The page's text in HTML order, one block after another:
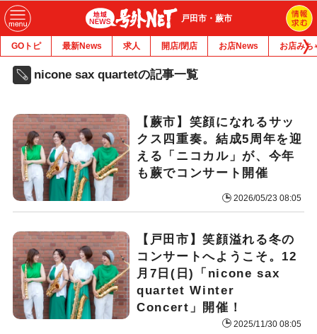
戸田市・蕨市
GOトピ 最新News 求人 開店/閉店 お店News お店みち
nicone sax quartetの記事一覧
【蕨市】笑顔になれるサッ
クス四重奏。結成5周年を迎
える「ニコカル」が、今年
も蕨でコンサート開催
2026/05/23 08:05
【戸田市】笑顔溢れる冬の
コンサートへようこそ。12
月7日(日)「nicone sax
quartet Winter
Concert」開催！
2025/11/30 08:05